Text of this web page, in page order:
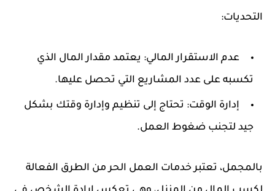
التحديات:
عدم الاستقرار المالي: يعتمد مقدار المال الذي
تكسبه على عدد المشاريع التي تحصل عليها.
إدارة الوقت: تحتاج إلى تنظيم وإدارة وقتك بشكل
جيد لتجنب ضغوط العمل.
بالمجمل، تعتبر خدمات العمل الحر من الطرق الفعالة